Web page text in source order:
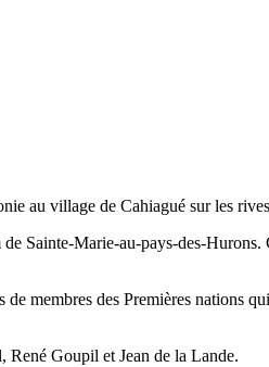
au village de Cahiagué sur les
Sainte-Marie-au-pays-des-
membres des Premières nations
René Goupil et Jean de la Lande.